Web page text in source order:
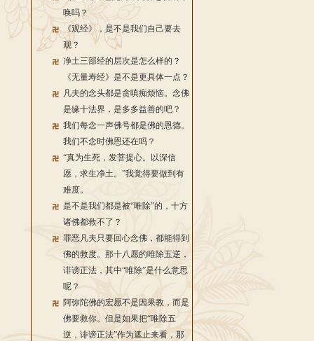
唤吗？
《观经》，是不是我们自己要去
观？
净土三部经的层次是怎么样的？
《无量寿经》是不是更具体一点？
凡夫的念头都是贪嗔痴烦恼。念佛
是缘十法界，是多多益善的吧？
我们每念一声佛号都是佛的恩德。
我们不念时佛恩还在吗？
“真为生死，发菩提心。以深信
愿，求生净土。”我觉得要做到有
难度。
是不是我们都是被“唯除”的，十方
诸佛都救不了？
罪恶凡夫只要回心念佛，都能得到
佛的救度。那十八愿的唯除五逆，
诽谤正法，其中“唯除”是什么意思
呢？
阿弥陀佛的宏愿不是因果教，而是
佛要救你。但是如果把“唯除五
逆，诽谤正法”作为遮止来看，那